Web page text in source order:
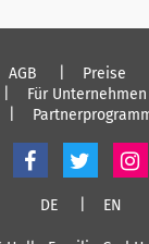
AGB Preise
Für Unternehmen
DE EN